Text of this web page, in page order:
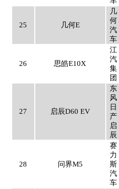
25 几何E
几
何
汽
车
26 思皓E10X
江
汽
集
团
27 启辰D60 EV
东
风
日
产
启
辰
28 问界M5
赛
力
斯
汽
车